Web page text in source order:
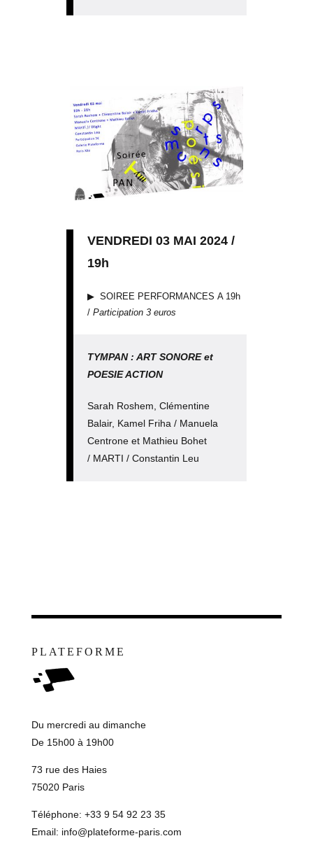
VENDREDI 03 MAI 2024 /
19h
▶︎ SOIREE PERFORMANCES A 19h
/ Participation 3 euros
TYMPAN : ART SONORE et
POESIE ACTION
Sarah Roshem, Clémentine
Balair, Kamel Friha / Manuela
Centrone et Mathieu Bohet
/ MARTI / Constantin Leu
PLATEFORME
Du mercredi au dimanche
De 15h00 à 19h00
73 rue des Haies
75020 Paris
Téléphone: +33 9 54 92 23 35
Email: info@plateforme-paris.com